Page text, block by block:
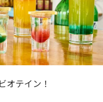
オテイン！